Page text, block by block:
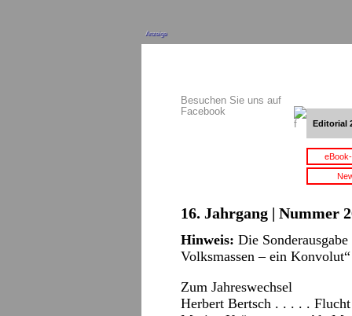
Anzeige
Besuchen Sie uns auf
Facebook
Editorial
16. Jahrgang | Nummer
Hinweis: Die
Volksmassen – ein
Zum Jahreswechsel
Herbert Bertsch . . . . .